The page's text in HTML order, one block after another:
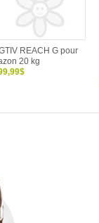
REACH G pour
20 kg